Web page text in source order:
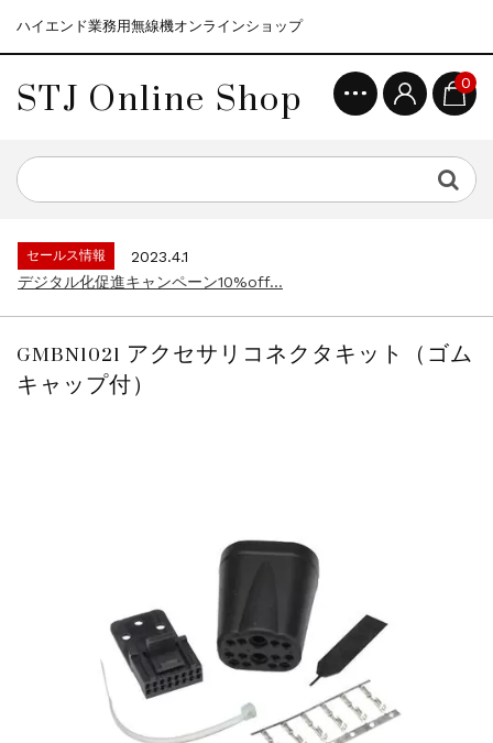
ハイエンド業務用無線機オンラインショップ
STJ Online Shop 0
モトローラ無線機本体キャンペーン15%o...
セールス情報
2023.4.10
セールス情報
2023.4.1
デジタル化促進キャンペーン10%off...
セールス情報
2023.4.10
５月大型連休に伴う営業日のお知らせ...
GMBN1021 アクセサリコネクタキット（ゴム
キャップ付）